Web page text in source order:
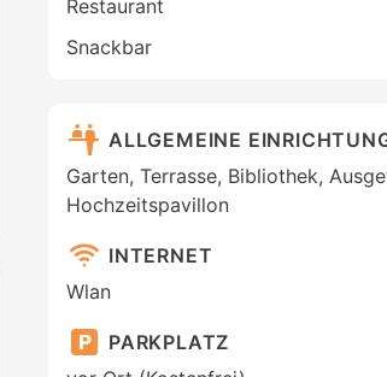
Restaurant
Snackbar
ALLGEMEINE
Garten, Terrasse, Bibliothek,
Hochzeitspavillon
INTERNET
Wlan
PARKPLATZ